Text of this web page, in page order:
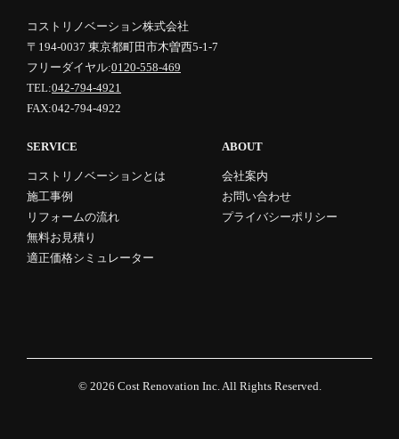
コストリノベーション株式会社
〒194-0037 東京都町田市木曽西5-1-7
フリーダイヤル:0120-558-469
TEL:042-794-4921
FAX:042-794-4922
SERVICE
コストリノベーションとは
施工事例
リフォームの流れ
無料お見積り
適正価格シミュレーター
ABOUT
会社案内
お問い合わせ
プライバシーポリシー
© 2026 Cost Renovation Inc.All Rights Reserved.